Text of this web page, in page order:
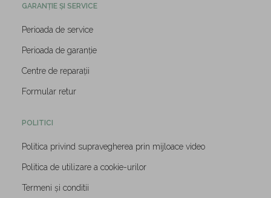
GARANȚIE ȘI SERVICE
Perioada de service
Perioada de garanție
Centre de reparații
Formular retur
POLITICI
Politica privind supravegherea prin mijloace video
Politica de utilizare a cookie-urilor
Termeni și conditii